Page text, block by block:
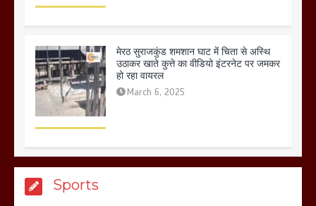
मेरठ सुराजकुंड शमशान घाट में चिता से अस्थि
उठाकर खाते कुत्ते का वीडियो इंटरनेट पर जमकर
हो रहा वायरल
March 6, 2025
Sports